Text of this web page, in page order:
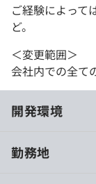
ご経験によって
ど。
＜変更範囲＞
会社内での全て
開発環境
勤務地